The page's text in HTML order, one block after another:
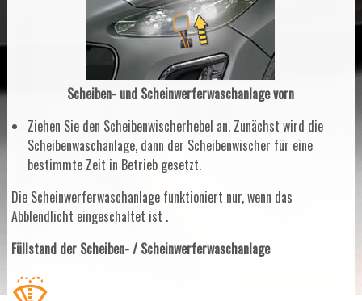
Scheiben- und Scheinwerferwaschanlage vorn
Ziehen Sie den Scheibenwischerhebel an. Zunächst wird die
Scheibenwaschanlage, dann der Scheibenwischer für eine
bestimmte Zeit in Betrieb gesetzt.
Die Scheinwerferwaschanlage funktioniert nur, wenn das
Abblendlicht eingeschaltet ist .
Füllstand der Scheiben- / Scheinwerferwaschanlage